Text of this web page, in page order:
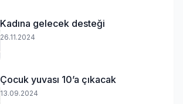
Kadına gelecek desteği
26.11.2024
Çocuk yuvası 10’a çıkacak
13.09.2024